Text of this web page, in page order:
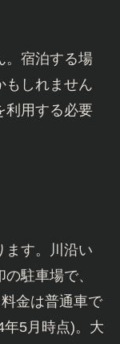
。宿泊する場
もしれません
利用する必要
ます。川沿い
駐車場で、
金は普通車で
年5月時点)。大